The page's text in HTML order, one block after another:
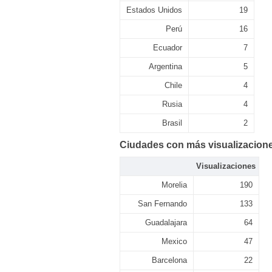
Estados Unidos 19
Perú 16
Ecuador 7
Argentina 5
Chile 4
Rusia 4
Brasil 2
Ciudades con más
Visualizaciones
Morelia 190
San Fernando 133
Guadalajara 64
Mexico 47
Barcelona 22